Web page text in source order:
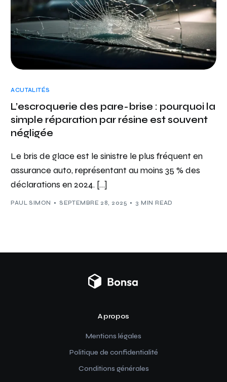
ACUTALITÉS
L’escroquerie des pare-brise : pourquoi la
simple réparation par résine est souvent
négligée
Le bris de glace est le sinistre le plus fréquent en
assurance auto, représentant au moins 35 % des
déclarations en 2024. […]
PAUL SIMON SEPTEMBRE 28, 2025 3 MIN READ
A propos
Mentions légales
Politique de confidentialité
Conditions générales